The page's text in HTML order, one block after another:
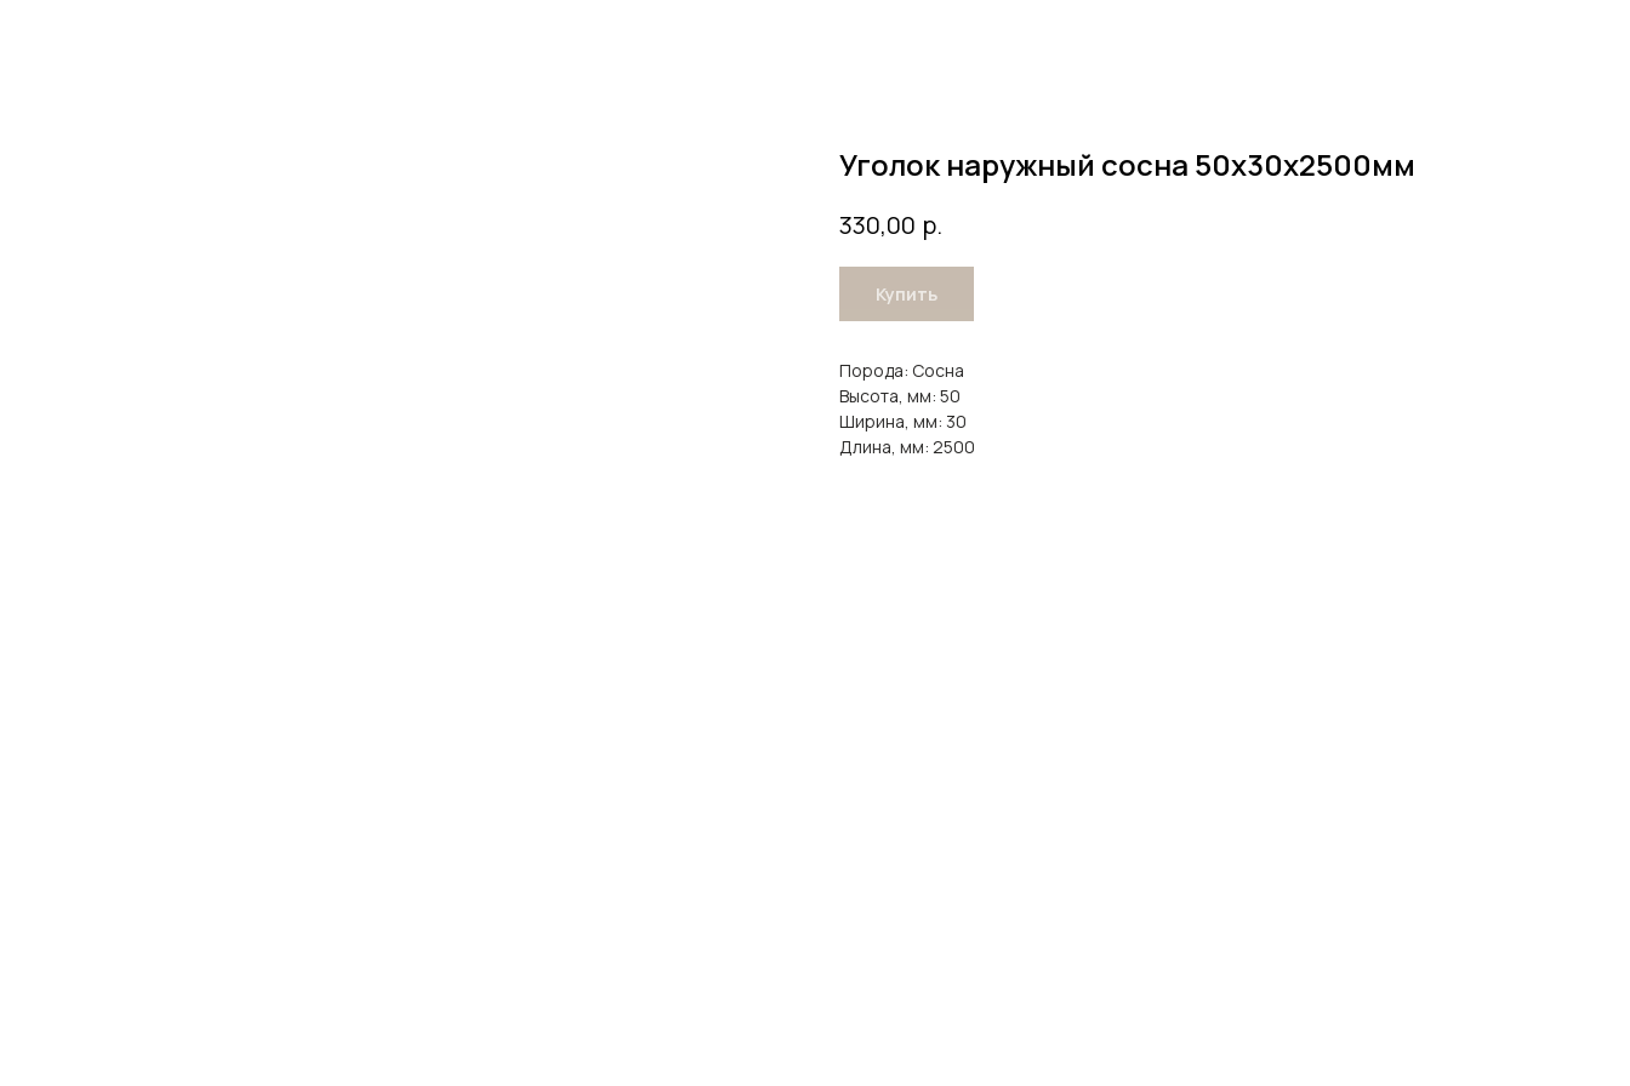
Уголок наружный сосна 50х30х2500мм
330,00 р.
Купить
Порода: Сосна
Высота, мм: 50
Ширина, мм: 30
Длина, мм: 2500